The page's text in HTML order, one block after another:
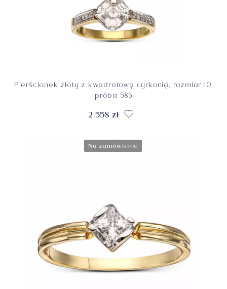
Pierścionek złoty z kwadratową cyrkonią, rozmiar 10,
próba 585
2 558 zł
Na zamówienie